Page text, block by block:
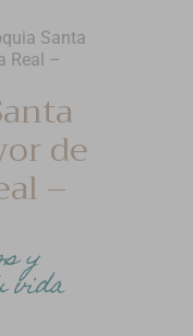
Santa
Real –
de
–
y
vida